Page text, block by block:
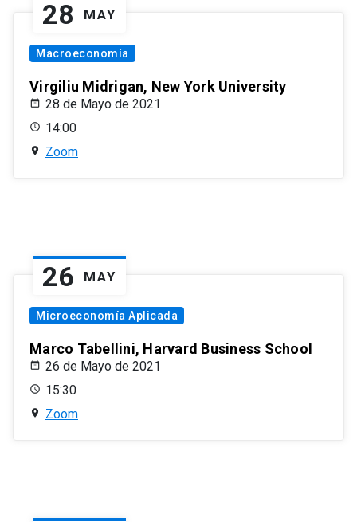
28 MAY
Macroeconomía
Virgiliu Midrigan, New York University
28 de Mayo de 2021
14:00
Zoom
26 MAY
Microeconomía Aplicada
Marco Tabellini, Harvard Business School
26 de Mayo de 2021
15:30
Zoom